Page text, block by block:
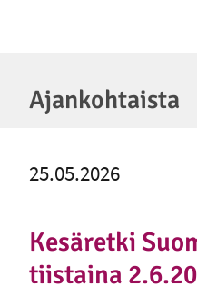
Ajankohtaista
Kesäretki
tiistaina
25.05.2026